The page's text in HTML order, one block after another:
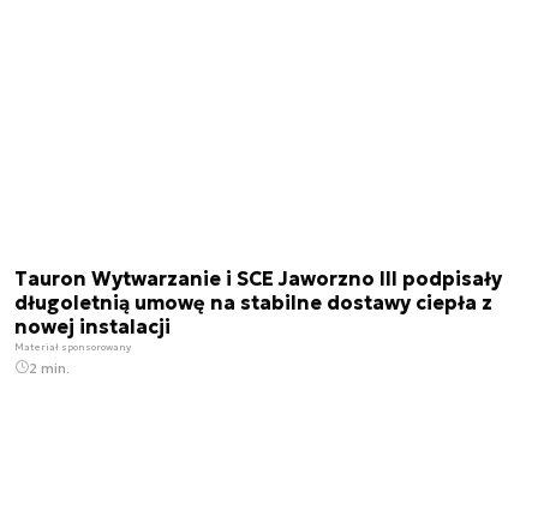
Tauron Wytwarzanie i SCE Jaworzno III podpisały
długoletnią umowę na stabilne dostawy ciepła z
nowej instalacji
Materiał sponsorowany
2 min.